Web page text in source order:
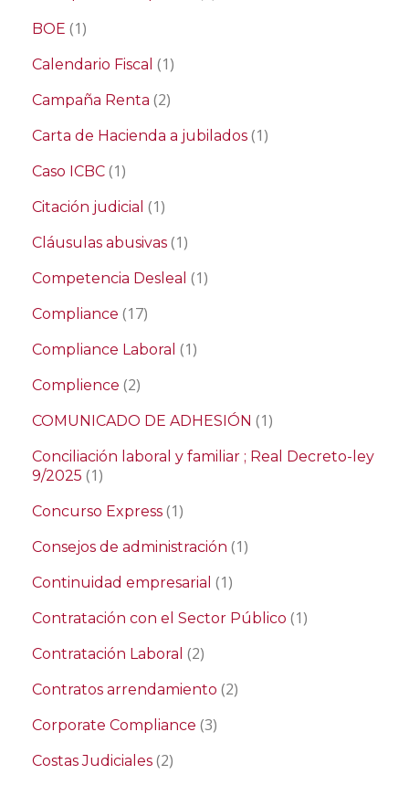
BOE (1)
Calendario Fiscal (1)
Campaña Renta (2)
Carta de Hacienda a jubilados (1)
Caso ICBC (1)
Citación judicial (1)
Cláusulas abusivas (1)
Competencia Desleal (1)
Compliance (17)
Compliance Laboral (1)
Complience (2)
COMUNICADO DE ADHESIÓN (1)
Conciliación laboral y familiar ; Real Decreto-ley
9/2025 (1)
Concurso Express (1)
Consejos de administración (1)
Continuidad empresarial (1)
Contratación con el Sector Público (1)
Contratación Laboral (2)
Contratos arrendamiento (2)
Corporate Compliance (3)
Costas Judiciales (2)